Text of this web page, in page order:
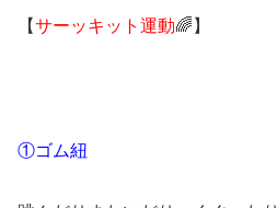
【サーッキット運動🌈】
①ゴム紐